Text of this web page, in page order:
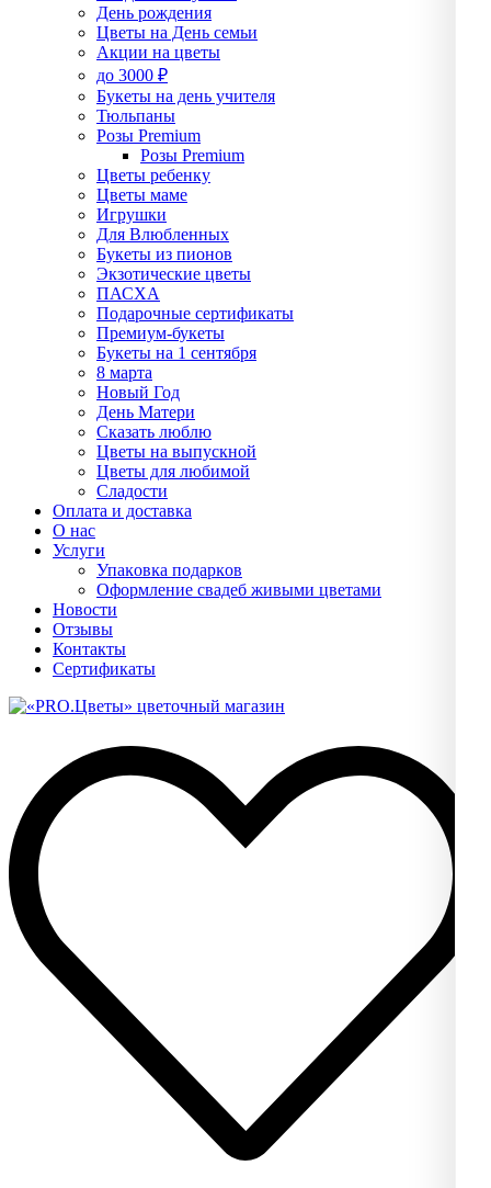
День рождения
Цветы на День семьи
Акции на цветы
до 3000 ₽
Букеты на день учителя
Тюльпаны
Розы Premium
Розы Premium
Цветы ребенку
Цветы маме
Игрушки
Для Влюбленных
Букеты из пионов
Экзотические цветы
ПАСХА
Подарочные сертификаты
Премиум-букеты
Букеты на 1 сентября
8 марта
Новый Год
День Матери
Сказать люблю
Цветы на выпускной
Цветы для любимой
Сладости
Оплата и доставка
О нас
Услуги
Упаĸовĸа подарĸов
Оформление свадеб живыми цветами
Новости
Отзывы
Контакты
Сертификаты